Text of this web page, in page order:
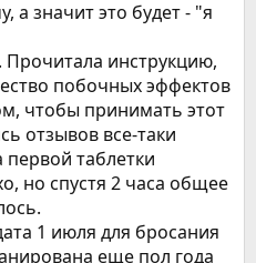
а значит это будет - "я
Прочитала инструкцию,
побочных эффектов
чтобы принимать этот
отзывов все-таки
таблетки
но спустя 2 часа общее
1 июля для бросания
еще пол года